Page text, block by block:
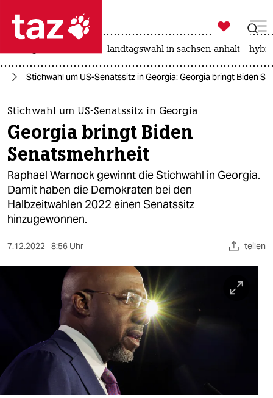
 taz zahl ich
taz zahl ich
themen
politik
öko
gesellschaft
kultur
sport
wahrheit
verlag

taz zahl ich
landtagswahl in sachsen-anhalt
Stichwahl um US-Senatssitz in Georgia: Georgia bringt Biden
Stichwahl um US-Senatssitz in Georgia
Georgia bringt Biden
Senatsmehrheit
Raphael Warnock gewinnt die Stichwahl in Georgia.
Damit haben die Demokraten bei den
Halbzeitwahlen 2022 einen Senatssitz
hinzugewonnen.
7.12.2022 8:56 Uhr teilen